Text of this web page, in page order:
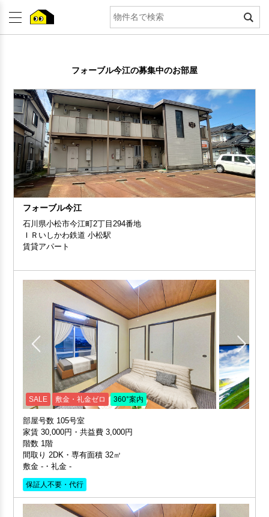
フォーブル今江の募集中のお部屋
フォーブル今江
石川県小松市今江町2丁目294番地
ＩＲいしかわ鉄道 小松駅
賃貸アパート
SALE 敷金・礼金ゼロ 360°案内
部屋号数 105号室
家賃 30,000円・共益費 3,000円
階数 1階
間取り 2DK・専有面積 32㎡
敷金 -・礼金 -
保証人不要・代行